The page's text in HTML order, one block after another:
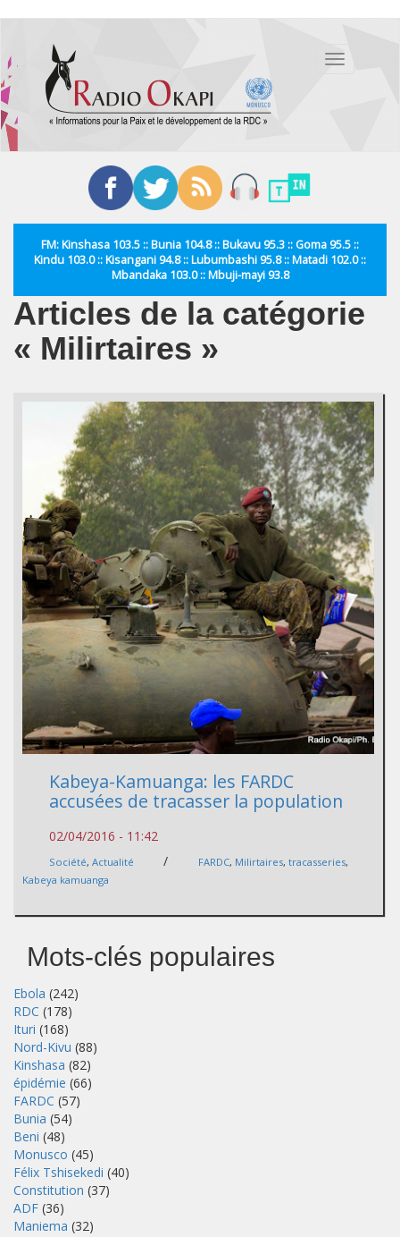
contenu
principal
Toggle
FM: Kinshasa 103.5 :: Bunia 104.8 :: Bukavu 95.3 :: Goma 95.5 ::
Kindu 103.0 :: Kisangani 94.8 :: Lubumbashi 95.8 :: Matadi 102.0 ::
Mbandaka 103.0 :: Mbuji-mayi 93.8
Articles de la catégorie
« Milirtaires »
Kabeya-Kamuanga: les FARDC
accusées de tracasser la population
02/04/2016 - 11:42
Société, Actualité / FARDC, Milirtaires, tracasseries,
Kabeya kamuanga
Mots-clés populaires
Ebola (242)
RDC (178)
Ituri (168)
Nord-Kivu (88)
Kinshasa (82)
épidémie (66)
FARDC (57)
Bunia (54)
Beni (48)
Monusco (45)
Félix Tshisekedi (40)
Constitution (37)
ADF (36)
Maniema (32)